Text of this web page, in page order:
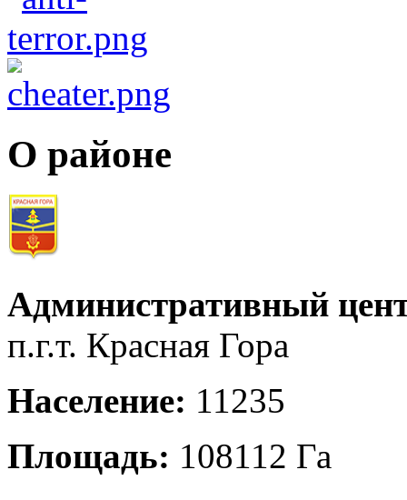
О районе
Административный
п.г.т. Красная Гора
Население: 11235
Площадь: 108112 Га